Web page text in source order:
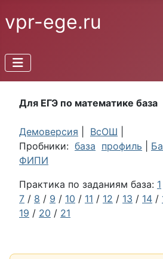
vpr-ege.ru
Для ЕГЭ по математике база
Демоверсия ВсОШ
Пробники: база профиль
ФИПИ
Практика по заданиям база: 1
7 / 8 / 9 / 10 / 11 / 12 / 13 / 14 /
19 / 20 / 21